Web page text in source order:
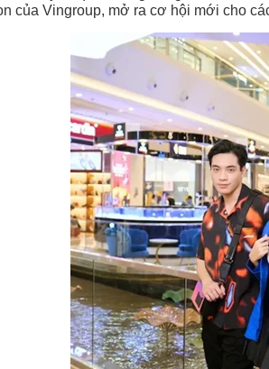
của Vingroup, mở ra cơ hội mới cho